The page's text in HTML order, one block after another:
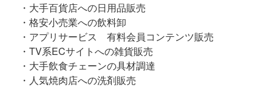
・大手百貨店への日用品販売
・格安小売業への飲料卸
・アプリサービス 有料会員コンテンツ販売
・TV系ECサイトへの雑貨販売
・大手飲食チェーンの具材調達
・人気焼肉店への洗剤販売